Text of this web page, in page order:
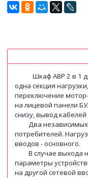
Шкаф АВР 2 в 1
одна секция
переключение
на лицевой панели
снизу, вывод
Два независимых
потребителей.
вводов - основного.
В случае выхода
параметры
на другой сетевой